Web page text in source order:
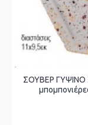
ΣΟΥΒΕΡ ΓΥΨΙΝΟ